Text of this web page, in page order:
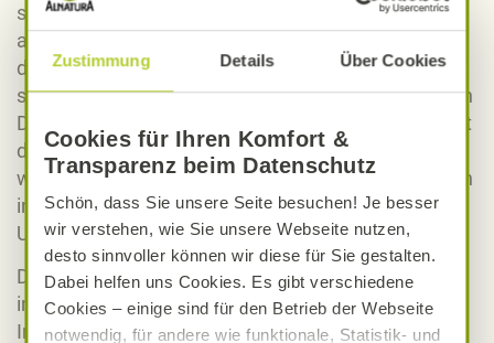
Zustimmung Details Über Cookies
Cookies für Ihren Komfort &
Transparenz beim Datenschutz
Schön, dass Sie unsere Seite besuchen! Je besser
wir verstehen, wie Sie unsere Webseite nutzen,
desto sinnvoller können wir diese für Sie gestalten.
Dabei helfen uns Cookies. Es gibt verschiedene
Cookies – einige sind für den Betrieb der Webseite
notwendig, für andere wie funktionale, Statistik- und
strengen Richtlinien des ökologischen Landbaus
angebaut und verarbeitet. Dies bedeutet, dass bei
der Anzucht von Psyllium bzw. Flohsamen keine
synthetischen Pestizide, Herbizide oder chemischen
Düngemittel verwendet werden. Stattdessen erfolgt
der Anbau auf natürliche und nachhaltige Weise,
was das Risiko von Rückständen dieser Chemikalien
in den Flohsamenschalen minimiert und die
Umweltbelastung reduziert.
Die schonende Verarbeitung der Flohsamenschalen
in Bio-Qualität gewährleistet, dass die wertvollen
Inhaltsstoffe, insbesondere die Schleimstoffe,